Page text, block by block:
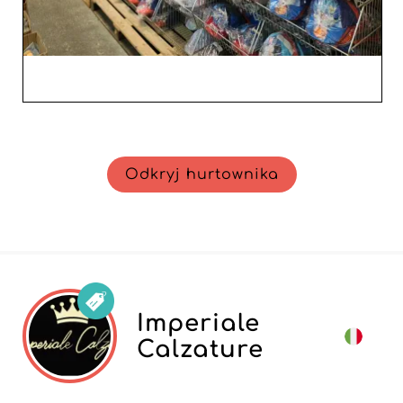
Odkryj hurtownika
Imperiale
Calzature